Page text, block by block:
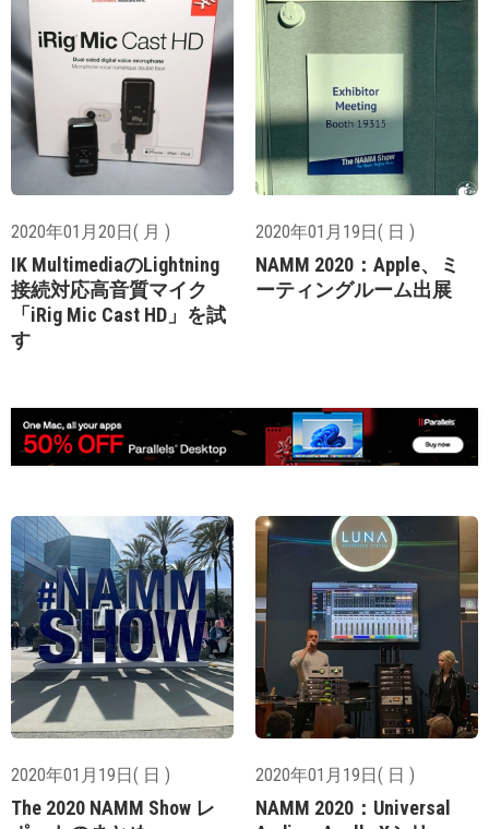
2020年01月20日( 月 )
IK MultimediaのLightning
接続対応高音質マイク
「iRig Mic Cast HD」を試
す
2020年01月19日( 日 )
NAMM 2020：Apple、ミ
ーティングルーム出展
2020年01月19日( 日 )
The 2020 NAMM Show レ
2020年01月19日( 日 )
NAMM 2020：Universal